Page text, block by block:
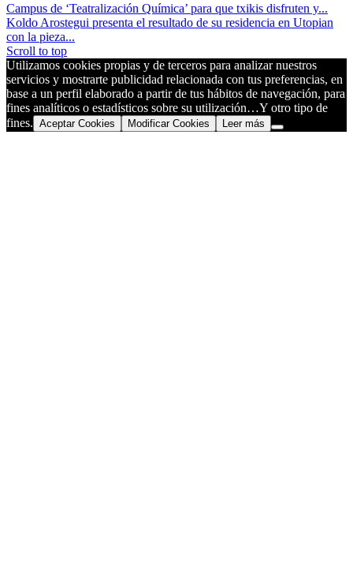
Campus de ‘Teatralización Química’ para que txikis disfruten y...
Koldo Arostegui presenta el resultado de su residencia en Utopian
con la pieza...
Scroll to top
Utilizamos cookies propias y de terceros para analizar nuestros
servicios y mostrarte publicidad relacionada con tus preferencias, en
base a un perfil elaborado a partir de tus hábitos de navegación, para
fines analíticos o estadísticos sobre su utilización…Y otro tipo de
fines. Aceptar Cookies Modificar Cookies Leer más